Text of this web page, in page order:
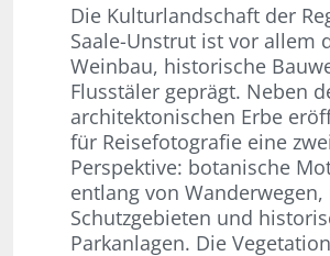
Die Kulturlandschaft der
Saale-Unstrut ist vor allem
Weinbau, historische
Flusstäler geprägt. Neben
architektonischen Erbe
für Reisefotografie eine
Perspektive: botanische
entlang von Wanderwegen,
Schutzgebieten und
Parkanlagen. Die